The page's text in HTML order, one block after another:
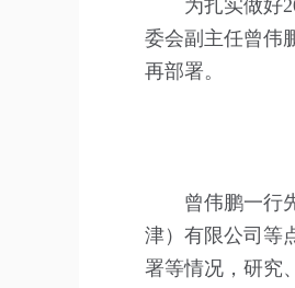
为扎实做好
委会副主任曾伟
再部署。
曾伟鹏一行
津）有限公司等
署等情况，研究